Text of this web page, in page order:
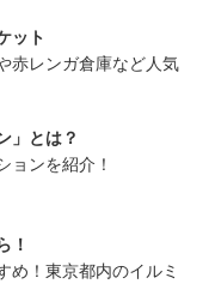
ット
赤レンガ倉庫など人気
」とは？
ョンを紹介！
！
め！東京都内のイルミ